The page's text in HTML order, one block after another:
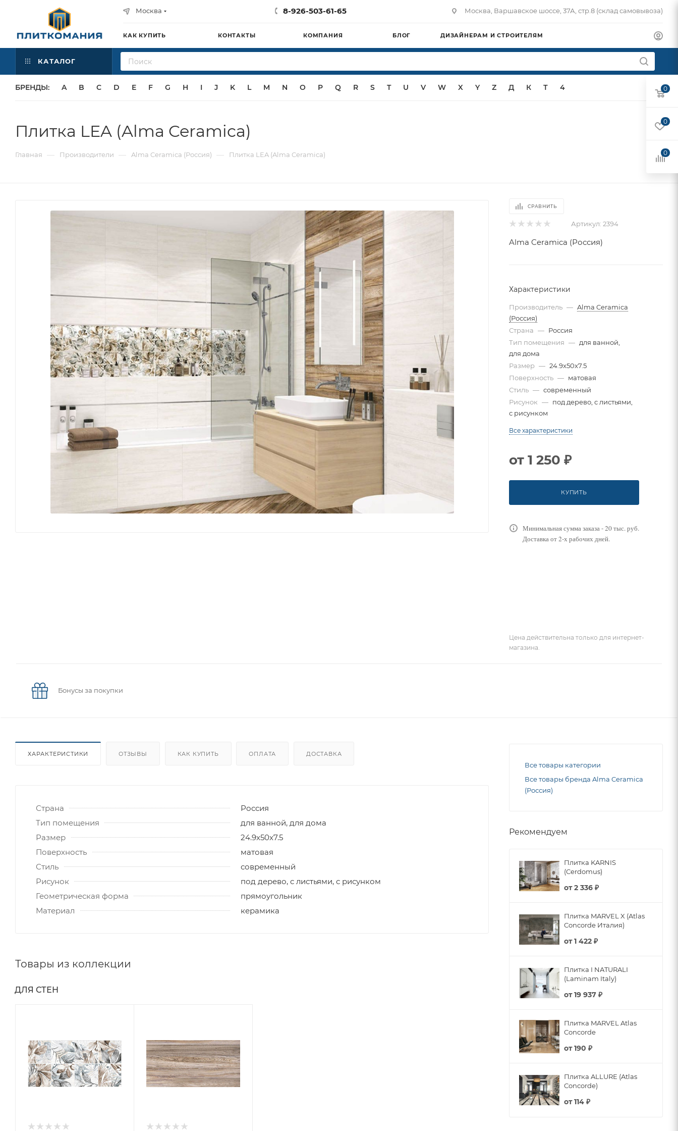
Москва 8-926-503-61-65 Москва, Варшавское шоссе, 37А, стр.8 (склад самовывоза)
КАК КУПИТЬ КОНТАКТЫ КОМПАНИЯ БЛОГ ДИЗАЙНЕРАМ И СТРОИТЕЛЯМ
КАТАЛОГ
БРЕНДЫ: A B C D E F G H I J K L M N O P Q R S T U V W X Y Z Д К Т 4
Плитка LEA (Alma Ceramica)
Главная — Производители — Alma Ceramica (Россия) — Плитка LEA (Alma Ceramica)
СРАВНИТЬ
Артикул: 2394
Alma Ceramica (Россия)
Характеристики
Производитель — Alma Ceramica
(Россия)
Страна — Россия
Тип помещения — для ванной,
для дома
Размер — 24.9x50x7.5
Поверхность — матовая
Стиль — современный
Рисунок — под дерево, с листьями,
с рисунком
Все характеристики
от 1 250 ₽
КУПИТЬ
Минимальная сумма заказа - 20 тыс. руб.
Доставка от 2-х рабочих дней.
Цена действительна только для интернет-
магазина.
Бонусы за покупки
ХАРАКТЕРИСТИКИ ОТЗЫВЫ КАК КУПИТЬ ОПЛАТА ДОСТАВКА
Страна
Россия
Тип помещения
для ванной, для дома
Размер
24.9x50x7.5
Поверхность
матовая
Стиль
современный
Рисунок
под дерево, с листьями, с рисунком
Геометрическая форма
прямоугольник
Материал
керамика
Товары из коллекции
ДЛЯ СТЕН
Все товары категории
Все товары бренда Alma Ceramica
(Россия)
Рекомендуем
Плитка KARNIS
(Cerdomus)
от2 336 ₽
Плитка MARVEL X (Atlas
Concorde Италия)
от1 422 ₽
Плитка I NATURALI
(Laminam Italy)
от19 937 ₽
Плитка MARVEL Atlas
Concorde
от190 ₽
Плитка ALLURE (Atlas
Concorde)
от114 ₽
0
0
0